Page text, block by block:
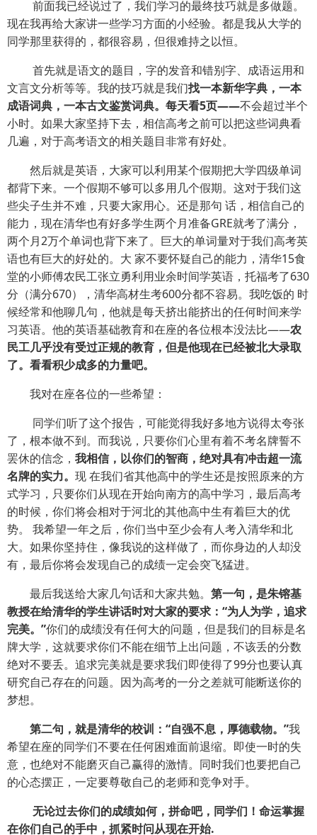
前面我已经说过了，我们学习的最终技巧就是多做题。
现在我再给大家讲一些学习方面的小经验。都是我从大学的
同学那里获得的，都很容易，但很难持之以恒。
首先就是语文的题目，字的发音和错别字、成语运用和
文言文分析等等。我的技巧就是我们找一本新华字典，一本
成语词典，一本古文鉴赏词典。每天看5页——不会超过半个
小时。如果大家坚持下去，相信高考之前可以把这些词典看
几遍，对于高考语文的相关题目非常有好处。
然后就是英语，大家可以利用某个假期把大学四级单词
都背下来。一个假期不够可以多用几个假期。这对于我们这
些尖子生并不难，只要大家用心。还是那句 话，相信自己的
能力，现在清华也有好多学生两个月准备GRE就考了满分，
两个月2万个单词也背下来了。巨大的单词量对于我们高考英
语也有巨大的好处的。大 家不要怀疑自己的能力，清华15食
堂的小师傅农民工张立勇利用业余时间学英语，托福考了630
分（满分670），清华高材生考600分都不容易。我吃饭的 时
候经常和他聊几句，他就是每天挤出能挤出的任何时间来学
习英语。他的英语基础教育和在座的各位根本没法比——农
民工几乎没有受过正规的教育，但是他现在已经被北大录取
了。看看积少成多的力量吧。
我对在座各位的一些希望：
同学们听了这个报告，可能觉得我好多地方说得太夸张
了，根本做不到。而我说，只要你们心里有着不考名牌誓不
罢休的信念， 我相信，以你们的智商，绝对具有冲击超一流
名牌的实力。 现 在我们省其他高中的学生还是按照原来的方
式学习，只要你们从现在开始向南方的高中学习，最后高考
的时候，你们将会相对于河北的其他高中生有着巨大的优
势。 我希望一年之后，你们当中至少会有人考入清华和北
大。如果你坚持住，像我说的这样做了，而你身边的人却没
有，最后你将会发现自己的成绩一定会突飞猛进。
最后我送给大家几句话和大家共勉。 第一句，是朱镕基
教授在给清华的学生讲话时对大家的要求：“为人为学，追求
完美。”你们的成绩没有任何大的问题，但是我们的目标是名
牌大学，这就要求你们不能在细节上出问题，不该丢的分数
绝对不要丢。追求完美就是要求我们即使得了99分也要认真
研究自己存在的问题。因为高考的一分之差就可能断送你的
梦想。
第二句，就是清华的校训：“自强不息，厚德载物。”我
希望在座的同学们不要在任何困难面前退缩。即使一时的失
意，也绝对不能磨灭自己赢得的激情。同时我们也要把自己
的心态摆正，一定要尊敬自己的老师和竞争对手。
无论过去你们的成绩如何，拼命吧，同学们！命运掌握
在你们自己的手中，抓紧时问从现在开始.